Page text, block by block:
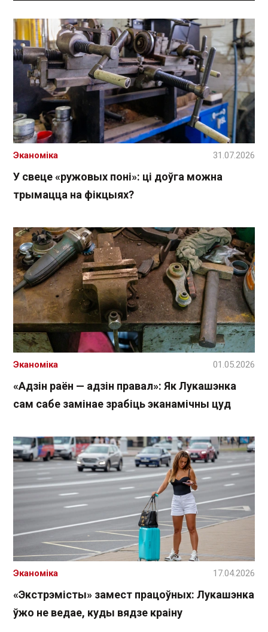
У свеце «ружовых поні»: ці доўга можна
трымацца на фікцыях?
Эканоміка 31.07.2026
«Адзін раён — адзін правал»: Як Лукашэнка
сам сабе замінае зрабіць эканамічны цуд
Эканоміка 01.05.2026
«Экстрэмісты» замест працоўных: Лукашэнка
ўжо не ведае, куды вядзе краіну
Эканоміка 17.04.2026